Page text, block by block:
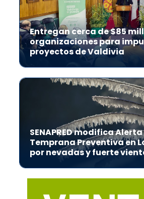
Entregan cerca de $85
organizaciones para
proyectos de Valdivia
SENAPRED modifica Alerta
Temprana Preventiva en
por nevadas y fuerte